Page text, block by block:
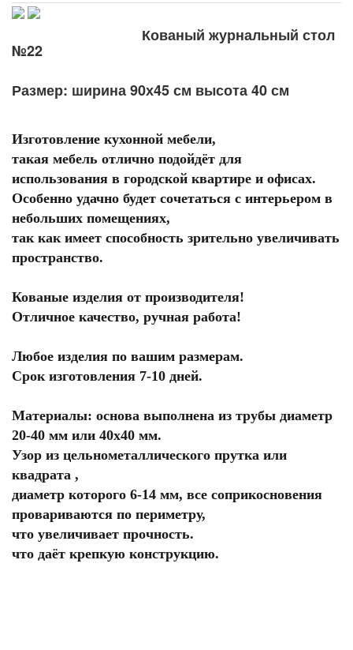
Кованый журнальный стол
№22
Размер: ширина 90х45 см высота 40 см
Изготовление кухонной мебели,
такая мебель отлично подойдёт для
использования в городской квартире и офисах.
Особенно удачно будет сочетаться с интерьером в
небольших помещениях,
так как имеет способность зрительно увеличивать
пространство.
Кованые изделия от производителя!
Отличное качество, ручная работа!
Любое изделия по вашим размерам.
Срок изготовления 7-10 дней.
Материалы: основа выполнена из трубы диаметр
20-40 мм или 40х40 мм.
Узор из цельнометаллического прутка или
квадрата ,
диаметр которого 6-14 мм, все соприкосновения
провариваются по периметру,
что увеличивает прочность.
что даёт крепкую конструкцию.